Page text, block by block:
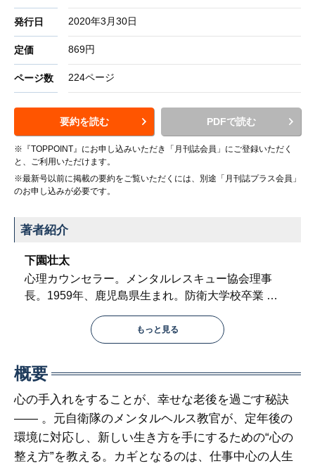
発行日 2020年3月30日
定価 869円
ページ数 224ページ
要約を読む PDFで読む
※『TOPPOINT』にお申し込みいただき「月刊誌会員」にご登録いただく
と、ご利用いただけます。
※最新号以前に掲載の要約をご覧いただくには、別途「月刊誌プラス会員」
のお申し込みが必要です。
著者紹介
下園壮太
心理カウンセラー。メンタルレスキュー協会理事
長。1959年、鹿児島県生まれ。防衛大学校卒業 …
もっと見る
概要
心の手入れをすることが、幸せな老後を過ごす秘訣
―― 。元自衛隊のメンタルヘルス教官が、定年後の
環境に対応し、新しい生き方を手にするための“心の
整え方”を教える。カギとなるのは、仕事中心の人生